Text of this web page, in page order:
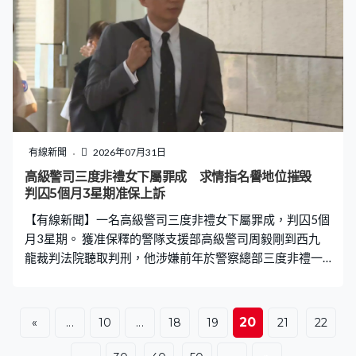
有線新聞 2026年07月31日
高級警司三度非禮女下屬罪成 求情指名譽地位摧毁
判囚5個月3星期准保上訴
【有線新聞】一名高級警司三度非禮女下屬罪成，判囚5個
月3星期。 獲准保釋的警隊支援部高級警司周毅剛到西九
龍裁判法院聽取判刑，他涉嫌前年於警察總部三度非禮一
譽地位、兒時當警員的理想都因案件摧毁，希望法官輕
判。 裁判官判刑時稱，案件嚴重，被告知法犯法，對待女
性的行為在現今文明社會不容許出現，應判處監禁式刑
« ... 10 ... 18 19 20 21 22